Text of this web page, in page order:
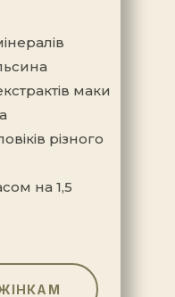
маки
різного
на 1,5